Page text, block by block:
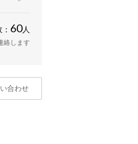
60人
絡します
合わせ